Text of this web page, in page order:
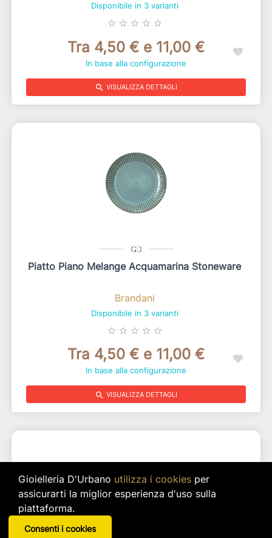
Disponibile in 3 varianti
star_border star_border star_border star_border star_border
Tra 4,50 € e 11,00 €
In base alla configurazione
search VISUALIZZA DETTAGLI
Piatto Piano Melange Acquamarina Stoneware
Brandani
Disponibile in 3 varianti
star_border star_border star_border star_border star_border
Tra 4,50 € e 11,00 €
In base alla configurazione
search VISUALIZZA DETTAGLI
Gioielleria D'Urbano utilizza i cookiesper
assicurarti la miglior esperienza d'uso sulla
piattaforma.
Consenti i cookies